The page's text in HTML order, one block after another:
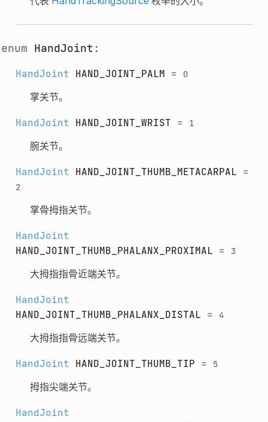
enum HandJoint :
HandJoint HAND_JOINT_PALM = 0
掌关节。
HandJoint HAND_JOINT_WRIST = 1
腕关节。
HandJoint HAND_JOINT_THUMB_METACARPAL =
2
掌骨拇指关节。
HandJoint
HAND_JOINT_THUMB_PHALANX_PROXIMAL = 3
大拇指指骨近端关节。
HandJoint
HAND_JOINT_THUMB_PHALANX_DISTAL = 4
大拇指指骨远端关节。
HandJoint HAND_JOINT_THUMB_TIP = 5
拇指尖端关节。
HandJoint